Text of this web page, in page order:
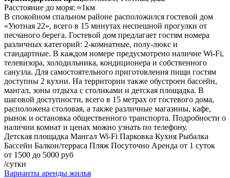
Расстояние до моря: ≈1км
В спокойном спальном районе расположился гостевой дом
«Уютная 22», всего в 15 минутах неспешной прогулки от
песчаного берега. Гостевой дом предлагает гостям номера
различных категорий: 2-комнатные, полу-люкс и
стандартные. В каждом номере предусмотрено наличие Wi-Fi,
телевизора, холодильника, кондиционера и собственного
санузла. Для самостоятельного приготовления пищи гостям
доступны 2 кухни. На территории также обустроен бассейн,
мангал, зоны отдыха с столиками и детская площадка. В
шаговой доступности, всего в 15 метрах от гостевого дома,
расположена столовая, а также различные магазины, кафе,
рынок и остановка общественного транспорта. Подробности о
наличии комнат и ценах можно узнать по телефону.
Детская площадка Мангал Wi-Fi Парковка Кухня Рыбалка
Бассейн Балкон/терраса Пляж Посуточно Аренда от 1 суток
от 1500 до 5000 руб
/сутки
Варианты аренды жилья